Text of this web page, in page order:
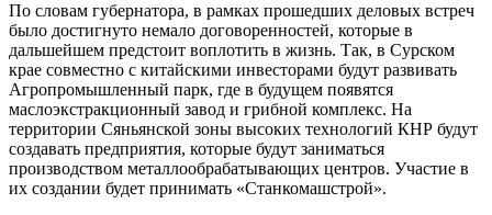
По словам губернатора, в рамках прошедших деловых встреч
было достигнуто немало договоренностей, которые в
дальшейшем предстоит воплотить в жизнь. Так, в Сурском
крае совместно с китайскими инвесторами будут развивать
Агропромышленный парк, где в будущем появятся
маслоэкстракционный завод и грибной комплекс. На
территории Сяньянской зоны высоких технологий КНР будут
создавать предприятия, которые будут заниматься
производством металлообрабатывающих центров. Участие в
их создании будет принимать «Станкомашстрой».